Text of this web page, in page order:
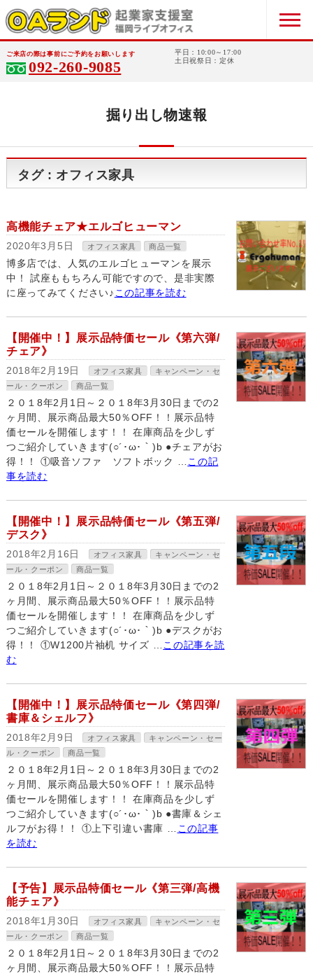
ご来店の際は事前にご予約をお願いします
092-260-9085
平日：10:00～17:00
土日祝祭日：定休
掘り出し物速報
タグ : オフィス家具
高機能チェア★エルゴヒューマン
2020年3月5日 オフィス家具 商品一覧
博多店では、人気のエルゴヒューマンを展示
中！ 試座ももちろん可能ですので、是非実際
に座ってみてください♪ この記事を読む
【開催中！】展示品特価セール《第六弾/
チェア》
2018年2月19日 オフィス家具
キャンペーン・セ
ール・クーポン
商品一覧
２０１8年2月1日～２０１8年3月30日までの2
ヶ月間、展示商品最大50％OFF！！展示品特
価セールを開催します！！ 在庫商品を少しず
つご紹介していきます(○´･ω･｀)b ●チェアがお
得！！ ①吸音ソファ ソフトボック …
この記
事を読む
【開催中！】展示品特価セール《第五弾/
デスク》
2018年2月16日 オフィス家具
キャンペーン・セ
ール・クーポン
商品一覧
２０１8年2月1日～２０１8年3月30日までの2
ヶ月間、展示商品最大50％OFF！！展示品特
価セールを開催します！！ 在庫商品を少しず
つご紹介していきます(○´･ω･｀)b ●デスクがお
得！！ ①W1200片袖机 サイズ …
この記事を読
む
【開催中！】展示品特価セール《第四弾/
書庫＆シェルフ》
2018年2月9日 オフィス家具
キャンペーン・セー
ル・クーポン
商品一覧
２０１8年2月1日～２０１8年3月30日までの2
ヶ月間、展示商品最大50％OFF！！展示品特
価セールを開催します！！ 在庫商品を少しず
つご紹介していきます(○´･ω･｀)b ●書庫＆シェ
ルフがお得！！ ①上下引違い書庫 …
この記事
を読む
【予告】展示品特価セール《第三弾/高機
能チェア》
2018年1月30日 オフィス家具
キャンペーン・セ
ール・クーポン
商品一覧
２０１8年2月1日～２０１8年3月30日までの2
ヶ月間、展示商品最大50％OFF！！展示品特